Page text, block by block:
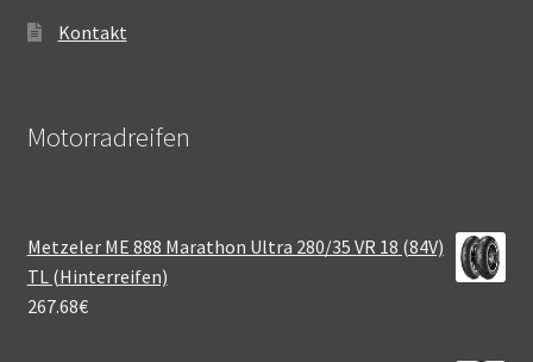
Kontakt
Motorradreifen
Metzeler ME 888 Marathon Ultra 280/35 VR 18 (84V)
TL (Hinterreifen)
267.68€